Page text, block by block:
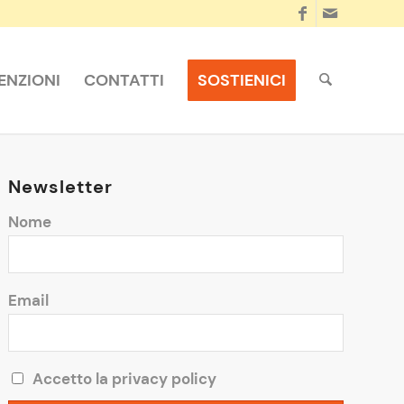
CONTATTI SOSTIENICI
Newsletter
Nome
Email
Accetto la privacy policy